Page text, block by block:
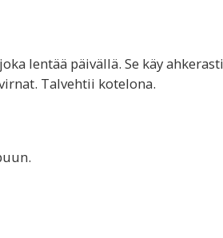
lentää päivällä. Se käy ahkerasti
Talvehtii kotelona.